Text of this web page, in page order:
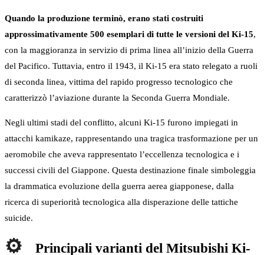
Quando la produzione terminò, erano stati costruiti
approssimativamente 500 esemplari di tutte le versioni del Ki-15,
con la maggioranza in servizio di prima linea all’inizio della Guerra
del Pacifico. Tuttavia, entro il 1943, il Ki-15 era stato relegato a ruoli
di seconda linea, vittima del rapido progresso tecnologico che
caratterizzò l’aviazione durante la Seconda Guerra Mondiale.
Negli ultimi stadi del conflitto, alcuni Ki-15 furono impiegati in
attacchi kamikaze, rappresentando una tragica trasformazione per un
aeromobile che aveva rappresentato l’eccellenza tecnologica e i
successi civili del Giappone. Questa destinazione finale simboleggia
la drammatica evoluzione della guerra aerea giapponese, dalla
ricerca di superiorità tecnologica alla disperazione delle tattiche
suicide.
Principali varianti del Mitsubishi Ki-